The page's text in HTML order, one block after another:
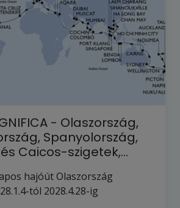
- Olaszország,
Spanyolország,
Caicos-szigetek,…
hajóútOlaszország
tól 2028.4.28-ig